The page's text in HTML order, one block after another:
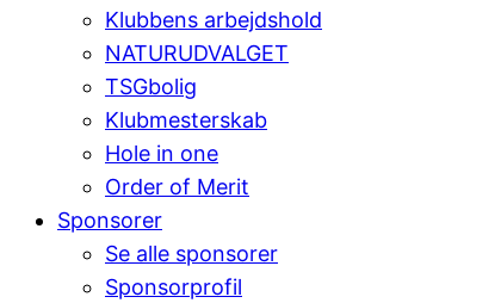
Klubbens arbejdshold
NATURUDVALGET
TSGbolig
Klubmesterskab
Hole in one
Order of Merit
Sponsorer
Se alle sponsorer
Sponsorprofil